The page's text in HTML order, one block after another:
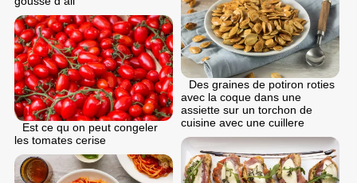
Des graines de potiron roties
avec la coque dans une
assiette sur un torchon de
cuisine avec une cuillere
Est ce qu on peut congeler
les tomates cerise